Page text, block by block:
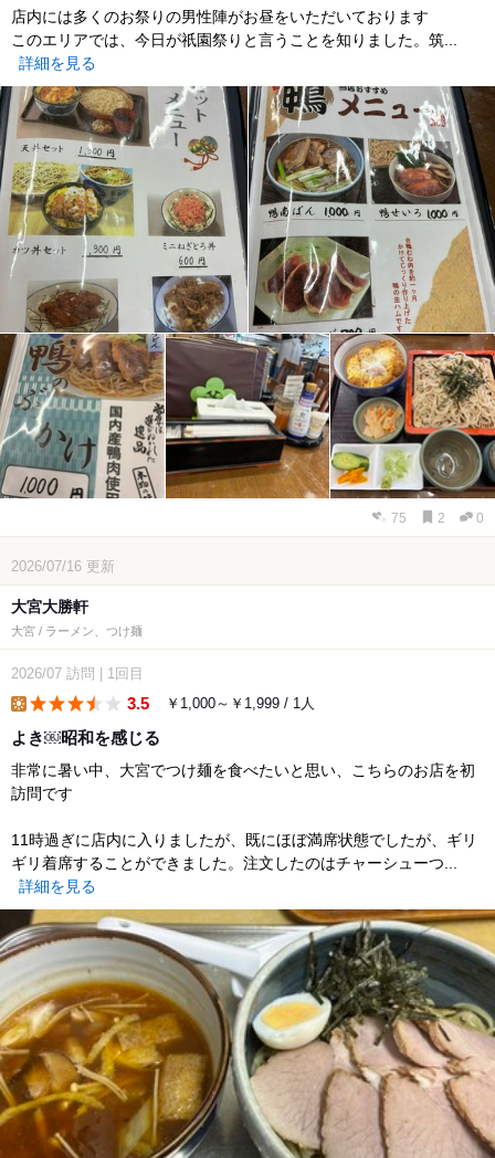
店内には多くのお祭りの男性陣がお昼をいただいております
このエリアでは、今日が祇園祭りと言うことを知りました。筑...
詳細を見る
75 2 0
2026/07/16 更新
大宮大勝軒
大宮 / ラーメン、つけ麺
2026/07 訪問 1回目
3.5 ￥1,000～￥1,999 / 1人
よき￼昭和を感じる
非常に暑い中、大宮でつけ麺を食べたいと思い、こちらのお店を初
訪問です
11時過ぎに店内に入りましたが、既にほぼ満席状態でしたが、ギリ
ギリ着席することができました。注文したのはチャーシューつ...
詳細を見る